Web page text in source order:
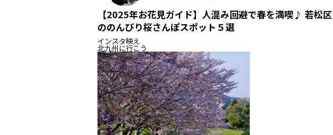
【2025年お花見ガイド】人混み回避で春を満喫♪ 若松区
ののんびり桜さんぽスポット５選
インスタ映え
北九州に行こう